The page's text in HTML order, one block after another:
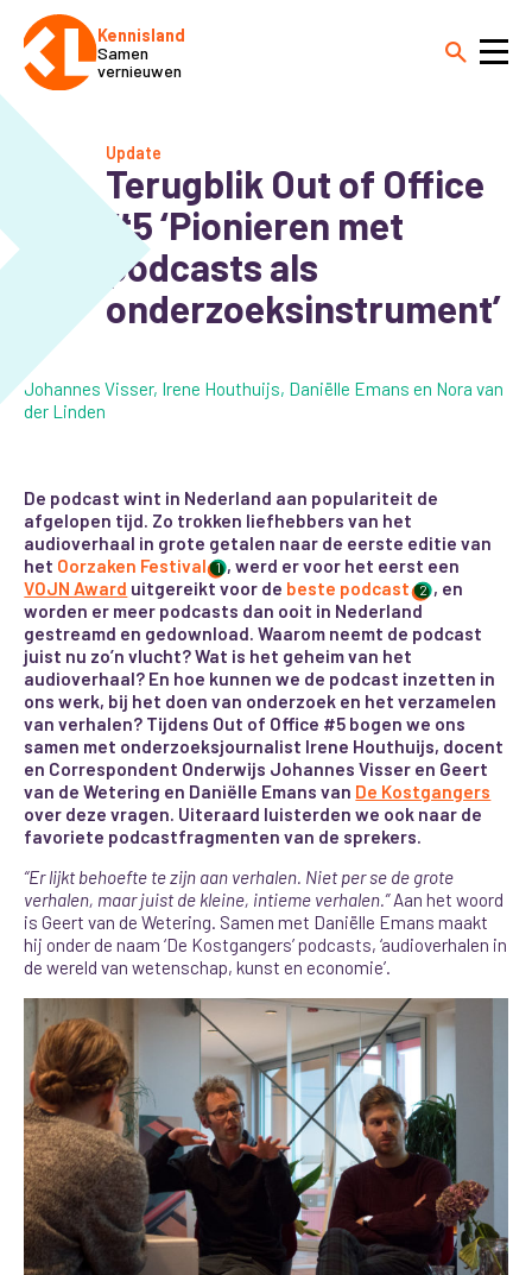
Kennisland
Samen
vernieuwen
Update
Terugblik Out of Office
#5 ‘Pionieren met
podcasts als
onderzoeksinstrument’
Johannes Visser, Irene Houthuijs, Daniëlle Emans en Nora van
der Linden
De podcast wint in Nederland aan populariteit de
afgelopen tijd. Zo trokken liefhebbers van het
audioverhaal in grote getalen naar de eerste editie van
het Oorzaken Festival 1 , werd er voor het eerst een
VOJN Award uitgereikt voor de beste podcast 2 , en
worden er meer podcasts dan ooit in Nederland
gestreamd en gedownload. Waarom neemt de podcast
juist nu zo’n vlucht? Wat is het geheim van het
audioverhaal? En hoe kunnen we de podcast inzetten in
ons werk, bij het doen van onderzoek en het verzamelen
van verhalen? Tijdens Out of Office #5 bogen we ons
samen met onderzoeksjournalist Irene Houthuijs, docent
en Correspondent Onderwijs Johannes Visser en Geert
van de Wetering en Daniëlle Emans van De Kostgangers
over deze vragen. Uiteraard luisterden we ook naar de
favoriete podcastfragmenten van de sprekers.
“Er lijkt behoefte te zijn aan verhalen. Niet per se de grote
verhalen, maar juist de kleine, intieme verhalen.”Aan het woord
is Geert van de Wetering. Samen met Daniëlle Emans maakt
hij onder de naam ‘De Kostgangers’ podcasts, ‘audioverhalen in
de wereld van wetenschap, kunst en economie’.